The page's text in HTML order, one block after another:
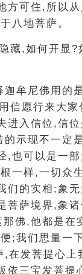
方可住,所以
八地菩萨。
藏,如何开显?
牟尼佛用的
信愿行来大
进入信位,信
示现不一定
,也可以是一
一样,一切众
们的实相;象
菩萨境界,象
佛,他都是在
;我们思量一
在发菩提心上
依三宝发菩提